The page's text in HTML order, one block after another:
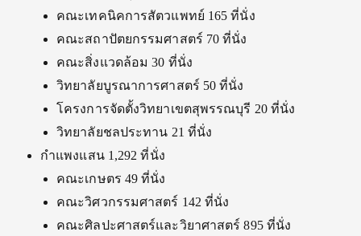
คณะเทคนิคการสัตวแพทย์ 165 ที่นั่ง
คณะสถาปัตยกรรมศาสตร์ 70 ที่นั่ง
คณะสิ่งแวดล้อม 30 ที่นั่ง
วิทยาลัยบูรณาการศาสตร์ 50 ที่นั่ง
โครงการจัดตั้งวิทยาเขตสุพรรณบุรี 20 ที่นั่ง
วิทยาลัยชลประทาน 21 ที่นั่ง
กำแพงแสน 1,292 ที่นั่ง
คณะเกษตร 49 ที่นั่ง
คณะวิศวกรรมศาสตร์ 142 ที่นั่ง
คณะศิลปะศาสตร์และวิยาศาสตร์ 895 ที่นั่ง